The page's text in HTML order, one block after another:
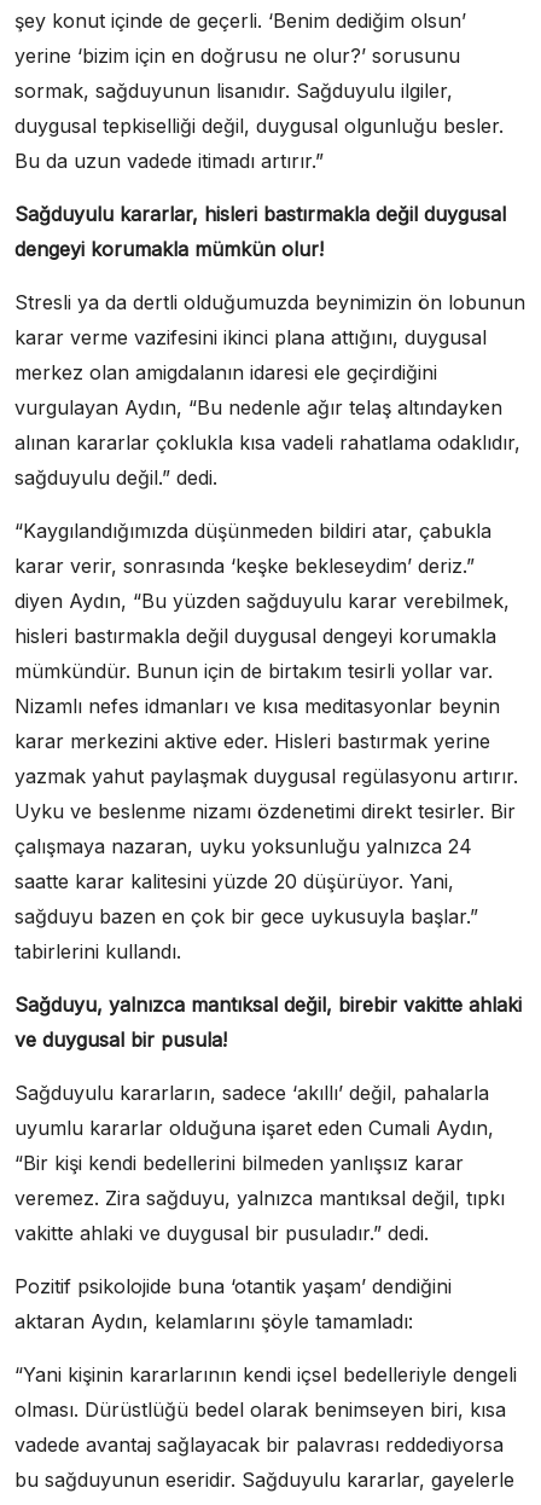
şey konut içinde de geçerli. ‘Benim dediğim olsun’
yerine ‘bizim için en doğrusu ne olur?’ sorusunu
sormak, sağduyunun lisanıdır. Sağduyulu ilgiler,
duygusal tepkiselliği değil, duygusal olgunluğu besler.
Bu da uzun vadede itimadı artırır.”
Sağduyulu kararlar, hisleri bastırmakla değil duygusal
dengeyi korumakla mümkün olur!
Stresli ya da dertli olduğumuzda beynimizin ön lobunun
karar verme vazifesini ikinci plana attığını, duygusal
merkez olan amigdalanın idaresi ele geçirdiğini
vurgulayan Aydın, “Bu nedenle ağır telaş altındayken
alınan kararlar çoklukla kısa vadeli rahatlama odaklıdır,
sağduyulu değil.” dedi.
“Kaygılandığımızda düşünmeden bildiri atar, çabukla
karar verir, sonrasında ‘keşke bekleseydim’ deriz.”
diyen Aydın, “Bu yüzden sağduyulu karar verebilmek,
hisleri bastırmakla değil duygusal dengeyi korumakla
mümkündür. Bunun için de birtakım tesirli yollar var.
Nizamlı nefes idmanları ve kısa meditasyonlar beynin
karar merkezini aktive eder. Hisleri bastırmak yerine
yazmak yahut paylaşmak duygusal regülasyonu artırır.
Uyku ve beslenme nizamı özdenetimi direkt tesirler. Bir
çalışmaya nazaran, uyku yoksunluğu yalnızca 24
saatte karar kalitesini yüzde 20 düşürüyor. Yani,
sağduyu bazen en çok bir gece uykusuyla başlar.”
tabirlerini kullandı.
Sağduyu, yalnızca mantıksal değil, birebir vakitte ahlaki
ve duygusal bir pusula!
Sağduyulu kararların, sadece ‘akıllı’ değil, pahalarla
uyumlu kararlar olduğuna işaret eden Cumali Aydın,
“Bir kişi kendi bedellerini bilmeden yanlışsız karar
veremez. Zira sağduyu, yalnızca mantıksal değil, tıpkı
vakitte ahlaki ve duygusal bir pusuladır.” dedi.
Pozitif psikolojide buna ‘otantik yaşam’ dendiğini
aktaran Aydın, kelamlarını şöyle tamamladı:
“Yani kişinin kararlarının kendi içsel bedelleriyle dengeli
olması. Dürüstlüğü bedel olarak benimseyen biri, kısa
vadede avantaj sağlayacak bir palavrası reddediyorsa
bu sağduyunun eseridir. Sağduyulu kararlar, gayelerle